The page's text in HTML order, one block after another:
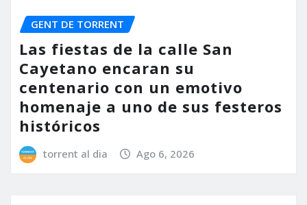
GENT DE TORRENT
Las fiestas de la calle San
Cayetano encaran su
centenario con un emotivo
homenaje a uno de sus festeros
históricos
torrent al dia Ago 6, 2026